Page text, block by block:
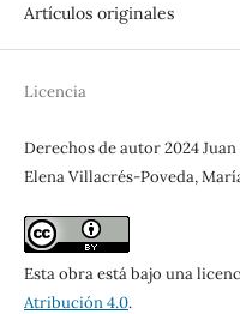
Artículos originales
Licencia
Derechos de autor 2024
Elena Villacrés-Poveda,
Esta obra está bajo una
Atribución 4.0.